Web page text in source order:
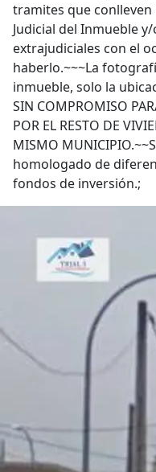
tramites que conlleven
Judicial del Inmueble
extrajudiciales con el
haberlo.~~~La
inmueble, solo la
SIN COMPROMISO
POR EL RESTO DE
MISMO
homologado de
fondos de inversión.;